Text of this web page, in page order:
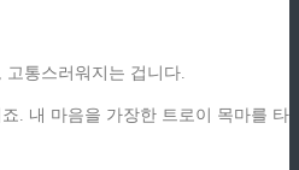
통스러워지는 겁니다.
. 내 마음을 가장한 트로이 목마를 타